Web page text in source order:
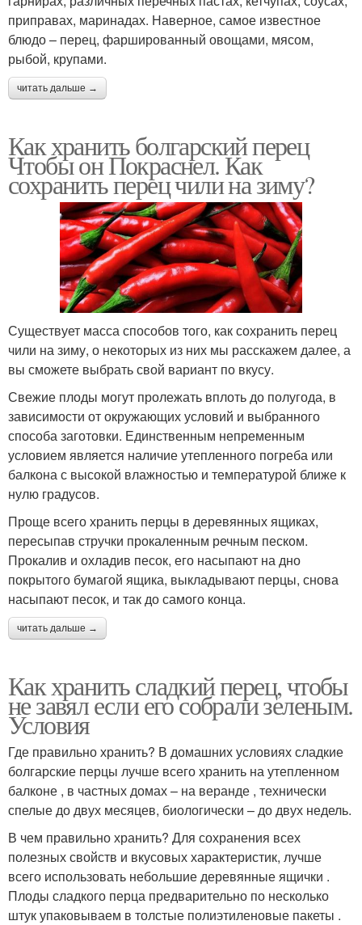
приправах, маринадах. Наверное, самое известное
блюдо – перец, фаршированный овощами, мясом,
рыбой, крупами.
читать дальше →
Как хранить болгарский перец
Чтобы он Покраснел. Как
сохранить перец чили на зиму?
Существует масса способов того, как сохранить перец
чили на зиму, о некоторых из них мы расскажем далее, а
вы сможете выбрать свой вариант по вкусу.
Свежие плоды могут пролежать вплоть до полугода, в
зависимости от окружающих условий и выбранного
способа заготовки. Единственным непременным
условием является наличие утепленного погреба или
балкона с высокой влажностью и температурой ближе к
нулю градусов.
Проще всего хранить перцы в деревянных ящиках,
пересыпав стручки прокаленным речным песком.
Прокалив и охладив песок, его насыпают на дно
покрытого бумагой ящика, выкладывают перцы, снова
насыпают песок, и так до самого конца.
читать дальше →
Как хранить сладкий перец, чтобы
не завял если его собрали зеленым.
Условия
Где правильно хранить? В домашних условиях сладкие
болгарские перцы лучше всего хранить на утепленном
балконе , в частных домах – на веранде , технически
спелые до двух месяцев, биологически – до двух недель.
В чем правильно хранить? Для сохранения всех
полезных свойств и вкусовых характеристик, лучше
всего использовать небольшие деревянные ящички .
Плоды сладкого перца предварительно по несколько
штук упаковываем в толстые полиэтиленовые пакеты .